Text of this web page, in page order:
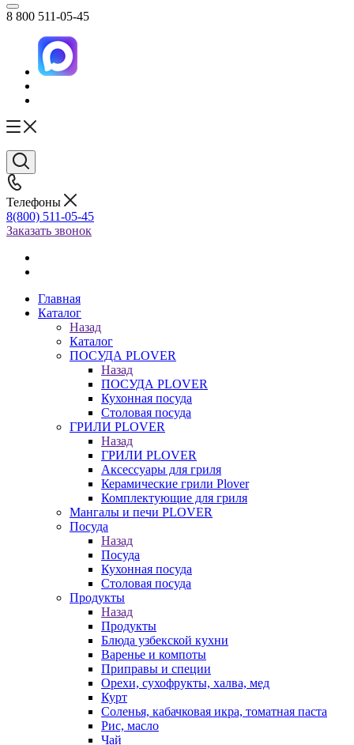
8 800 511-05-45
Телефоны
8(800) 511-05-45
Заказать звонок
Главная
Каталог
Назад
Каталог
ПОСУДА PLOVER
Назад
ПОСУДА PLOVER
Кухонная посуда
Столовая посуда
ГРИЛИ PLOVER
Назад
ГРИЛИ PLOVER
Аксессуары для гриля
Керамические грили Plover
Комплектующие для гриля
Мангалы и печи PLOVER
Посуда
Назад
Посуда
Кухонная посуда
Столовая посуда
Продукты
Назад
Продукты
Блюда узбекской кухни
Варенье и компоты
Приправы и специи
Орехи, сухофрукты, халва, мед
Курт
Соленья, кабачковая икра, томатная паста
Рис, масло
Чай